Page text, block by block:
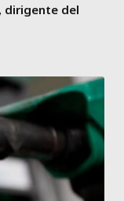
dirigente del